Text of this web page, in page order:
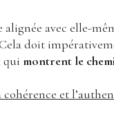
alignée avec elle-
doit
quimontrent le
et